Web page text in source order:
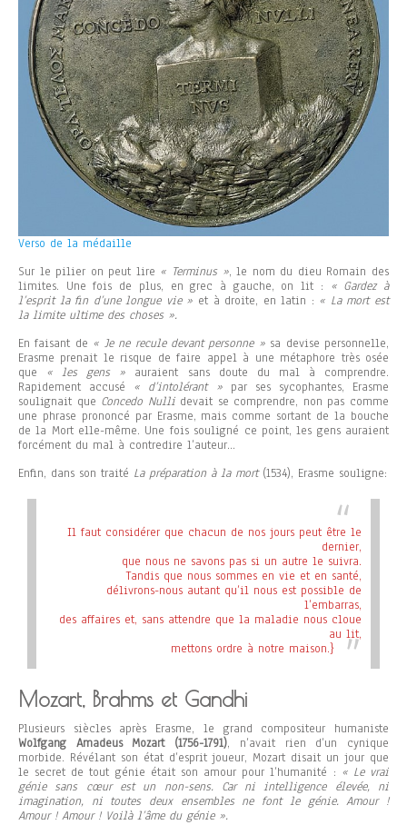
Verso de la médaille
Sur le pilier on peut lire « Terminus », le nom du dieu Romain des
limites. Une fois de plus, en grec à gauche, on lit : « Gardez à
l’esprit la fin d’une longue vie » et à droite, en latin : « La mort est
la limite ultime des choses ».
En faisant de « Je ne recule devant personne »sa devise personnelle,
Erasme prenait le risque de faire appel à une métaphore très osée
que « les gens » auraient sans doute du mal à comprendre.
Rapidement accusé « d’intolérant »par ses sycophantes, Erasme
soulignait que Concedo Nullidevait se comprendre, non pas comme
une phrase prononcé par Erasme, mais comme sortant de la bouche
de la Mort elle-même. Une fois souligné ce point, les gens auraient
forcément du mal à contredire l’auteur…
Enfin, dans son traité La préparation à la mort(1534), Erasme souligne:
Il faut considérer que chacun de nos jours peut être le
dernier,
que nous ne savons pas si un autre le suivra.
Tandis que nous sommes en vie et en santé,
délivrons-nous autant qu’il nous est possible de
l’embarras,
des affaires et, sans attendre que la maladie nous cloue
au lit,
mettons ordre à notre maison.}
Mozart, Brahms et Gandhi
Plusieurs siècles après Erasme, le grand compositeur humaniste
Wolfgang Amadeus Mozart (1756-1791), n’avait rien d’un cynique
morbide. Révélant son état d’esprit joueur, Mozart disait un jour que
le secret de tout génie était son amour pour l’humanité : « Le vrai
génie sans cœur est un non-sens. Car ni intelligence élevée, ni
imagination, ni toutes deux ensembles ne font le génie. Amour !
Amour ! Amour ! Voilà l’âme du génie ».